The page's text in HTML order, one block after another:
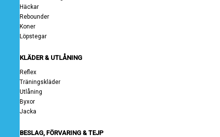
Häckar
Rebounder
Koner
Löpstegar
KLÄDER & UTLÅNING
Reflex
Träningskläder
Utlåning
Byxor
Jacka
BESLAG, FÖRVARING & TEJP